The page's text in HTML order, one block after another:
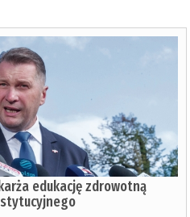
edukację zdrowotną